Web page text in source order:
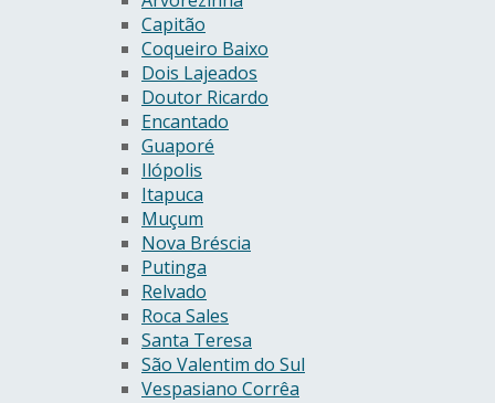
Capitão
Coqueiro Baixo
Dois Lajeados
Doutor Ricardo
Encantado
Guaporé
Ilópolis
Itapuca
Muçum
Nova Bréscia
Putinga
Relvado
Roca Sales
Santa Teresa
São Valentim do Sul
Vespasiano Corrêa